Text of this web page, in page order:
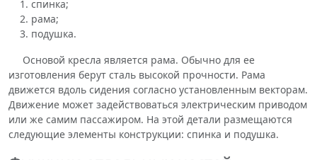
спинка;
рама;
подушка.
Основой кресла является рама. Обычно для ее
изготовления берут сталь высокой прочности. Рама
движется вдоль сидения согласно установленным векторам.
Движение может задействоваться электрическим приводом
или же самим пассажиром. На этой детали размещаются
следующие элементы конструкции: спинка и подушка.